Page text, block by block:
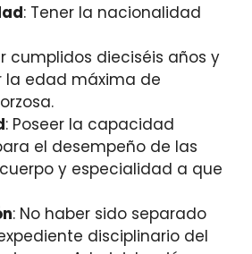
: Tener la nacionalidad
cumplidos dieciséis años y
la edad máxima de
: Poseer la capacidad
el desempeño de las
y especialidad a que
: No haber sido separado
disciplinario del